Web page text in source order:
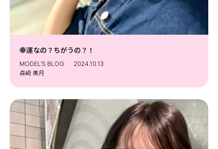
幸運なの？ちがうの？！
MODEL’S BLOG
2024.10.13
森﨑 美月